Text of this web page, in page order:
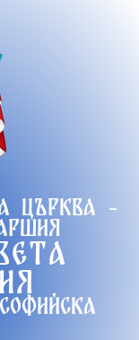
църква -